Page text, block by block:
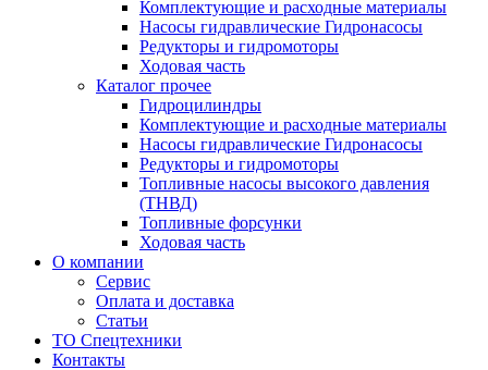
Комплектующие и расходные материалы
Насосы гидравлические Гидронасосы
Редукторы и гидромоторы
Ходовая часть
Каталог прочее
Гидроцилиндры
Комплектующие и расходные материалы
Насосы гидравлические Гидронасосы
Редукторы и гидромоторы
Топливные насосы высокого давления
(ТНВД)
Топливные форсунки
Ходовая часть
О компании
Сервис
Оплата и доставка
Статьи
ТО Спецтехники
Контакты